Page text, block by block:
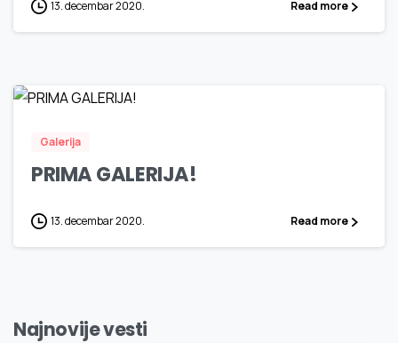
13. decembar 2020. Read more
Galerija
PRIMA GALERIJA!
13. decembar 2020. Read more
Najnovije vesti